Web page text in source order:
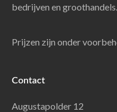
bedrijven en groothandels.
Prijzen zijn onder
Contact
Augustapolder 12